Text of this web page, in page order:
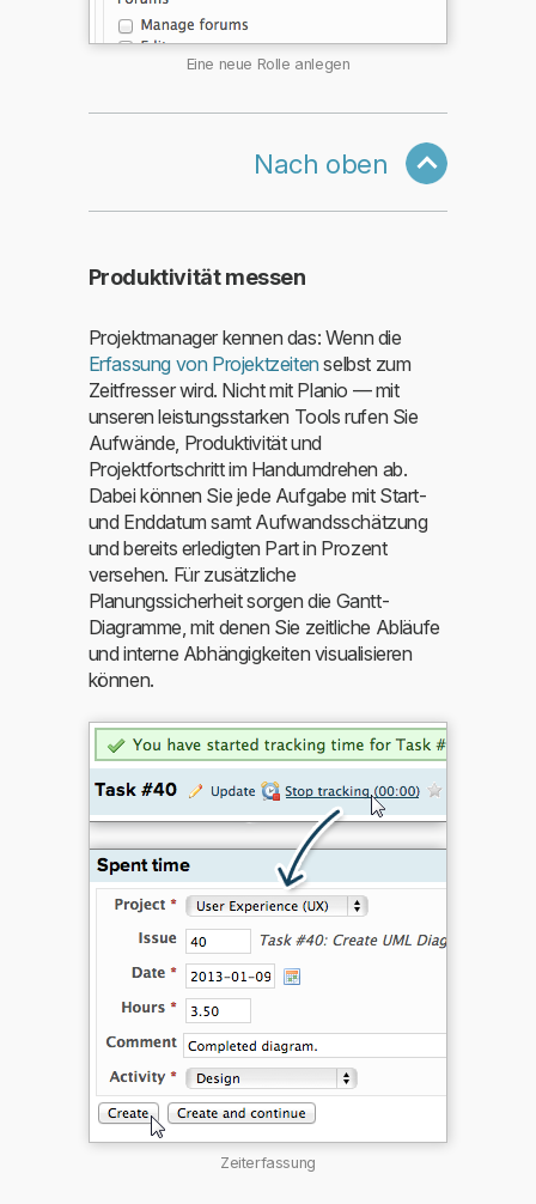
Eine neue Rolle anlegen
Nach oben
Produktivität messen
Projektmanager kennen das: Wenn die
Erfassung von Projektzeitenselbst zum
Zeitfresser wird. Nicht mit Planio — mit
unseren leistungsstarken Tools rufen Sie
Aufwände, Produktivität und
Projektfortschritt im Handumdrehen ab.
Dabei können Sie jede Aufgabe mit Start-
und Enddatum samt Aufwandsschätzung
und bereits erledigten Part in Prozent
versehen. Für zusätzliche
Planungssicherheit sorgen die Gantt-
Diagramme, mit denen Sie zeitliche Abläufe
und interne Abhängigkeiten visualisieren
können.
Zeiterfassung